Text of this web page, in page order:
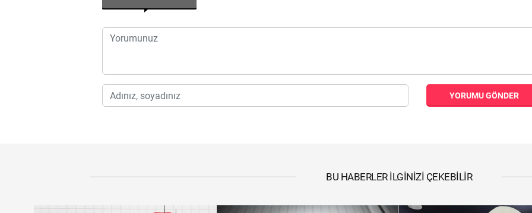
YORUMU GÖNDER
BU HABERLER İLGINIZI ÇEKEBILIR